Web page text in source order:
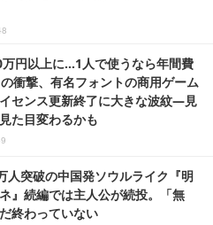
円以上に…1人で使うなら年間費
衝撃、有名フォントの商用ゲーム
センス更新終了に大きな波紋―見
た目変わるかも
人突破の中国発ソウルライク『明
』続編では主人公が続投。「無
終わっていない